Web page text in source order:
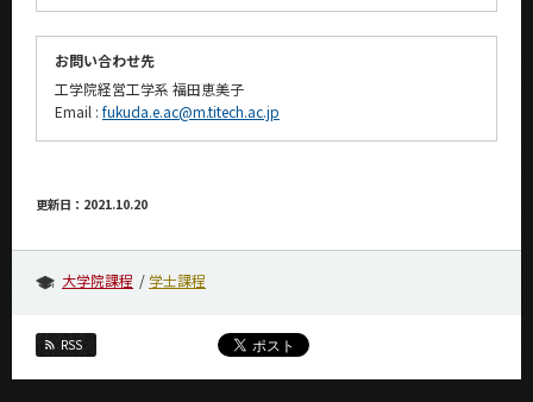
お問い合わせ先
工学院経営工学系 福田恵美子
Email : fukuda.e.ac@m.titech.ac.jp
更新日：2021.10.20
大学院課程 学士課程
RSS